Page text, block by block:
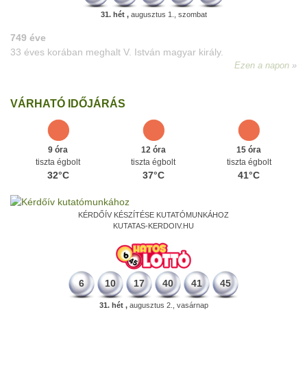
31. hét ,augusztus 1., szombat
VÁRHATÓ IDŐJÁRÁS
9 óra
tiszta égbolt
32°C
12 óra
tiszta égbolt
37°C
15 óra
tiszta égbolt
41°C
KÉRDŐÍV KÉSZÍTÉSE KUTATÓMUNKÁHOZ
KUTATAS-KERDOIV.HU
6 10 17 40 41 45
31. hét ,augusztus 2., vasárnap